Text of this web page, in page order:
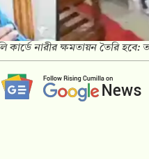
কার্ডে নারীর ক্ষমতায়ন তৈরি হবে: